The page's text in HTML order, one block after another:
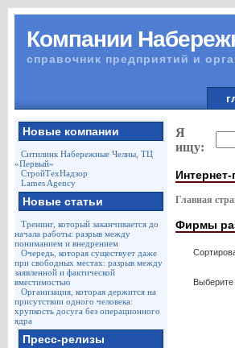
Компании
справочник предприятий и
Новые компании
Ситилинк Набережные Челны, ТЦ
«Первый»
СтройТехНадзор
Lames Agency
Новые статьи
Тренинг, который заканчивается до
начала работы: разрыв между
пониманием и внедрением
Очередь, которая существует даже
при свободных местах: разрыв между
заявленной и фактической
вместимостью
Организация, которая держится на
присутствии одного человека:
хрупкость досуга без операционного
ядра
Пресс-релизы
Я
ищу:
Главная
Фирмы
Выберите